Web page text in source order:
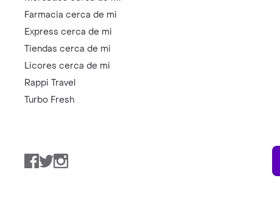
Farmacia cerca de mi
Express cerca de mi
Tiendas cerca de mi
Licores cerca de mi
Rappi Travel
Turbo Fresh
Facebook
TwitterInstagram